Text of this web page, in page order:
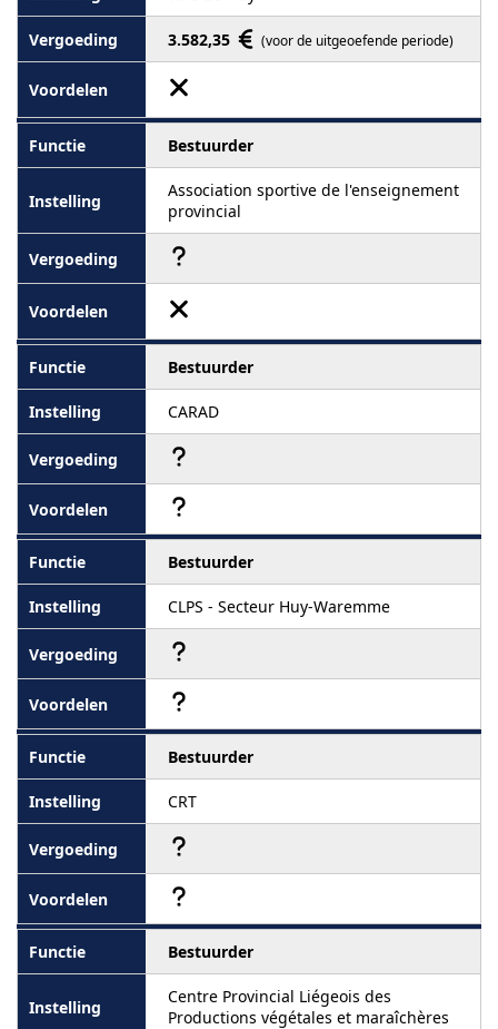
3.582,35 (voor de uitgeoefende periode)
Bestuurder
Association sportive de l'enseignement
provincial
Bestuurder
CARAD
Bestuurder
CLPS - Secteur Huy-Waremme
Bestuurder
CRT
Bestuurder
Centre Provincial Liégeois des
Productions végétales et maraîchères